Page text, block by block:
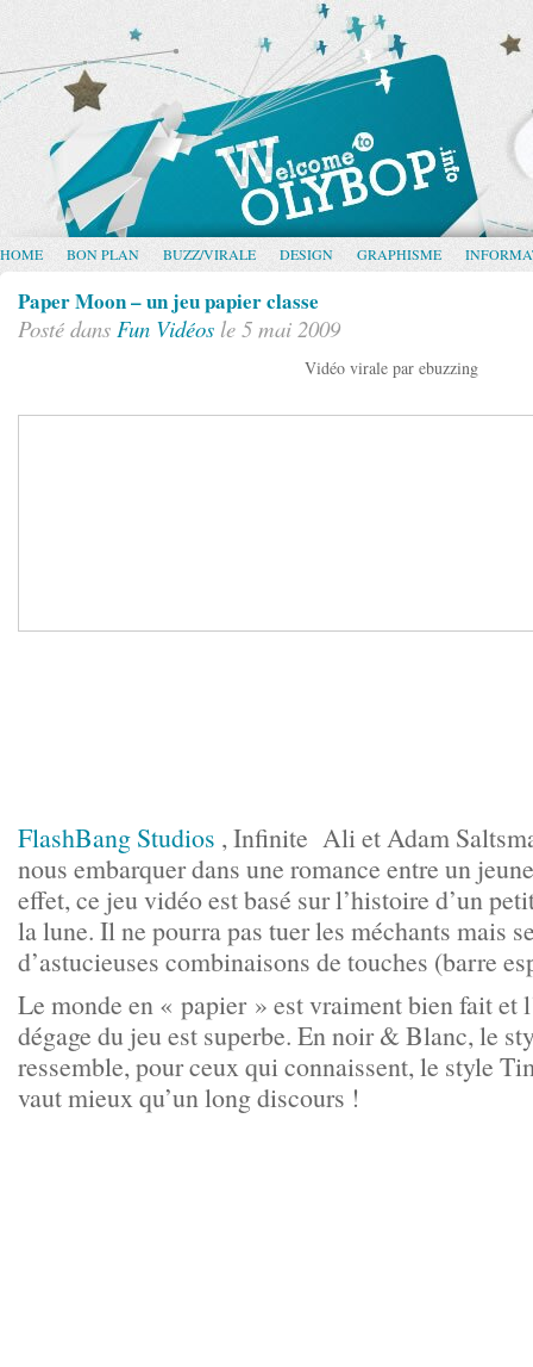
HOME BON PLAN BUZZ/VIRALE DESIGN GRAPHISME
Paper Moon – un jeu papier classe
Posté dans Fun Vidéos le 5 mai 2009
Vidéo virale par ebuzzing
FlashBang Studios , Infinite Ali et Adam
nous embarquer dans une romance entre un
effet, ce jeu vidéo est basé sur l’histoire d’un
la lune. Il ne pourra pas tuer les méchants mais
d’astucieuses combinaisons de touches (barre
Le monde en « papier » est vraiment bien fait et
dégage du jeu est superbe. En noir & Blanc, le
ressemble, pour ceux qui connaissent, le style
vaut mieux qu’un long discours !